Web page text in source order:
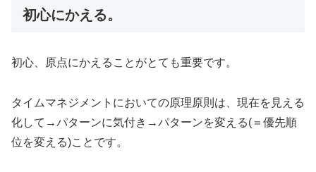
初心にかえる。
初心、原点にかえることがとても重要です。
タイムマネジメントにおいての原理原則は、現在を見える
化して→パターンに気付き→パターンを変える(＝優先順
位を変える)ことです。